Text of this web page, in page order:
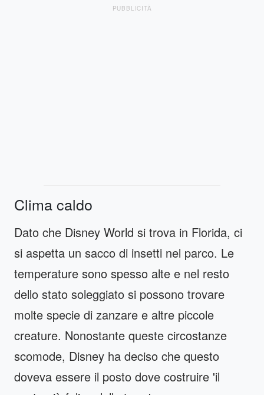
PUBBLICITÀ
Clima caldo
Dato che Disney World si trova in Florida, ci
si aspetta un sacco di insetti nel parco. Le
temperature sono spesso alte e nel resto
dello stato soleggiato si possono trovare
molte specie di zanzare e altre piccole
creature. Nonostante queste circostanze
scomode, Disney ha deciso che questo
doveva essere il posto dove costruire 'il